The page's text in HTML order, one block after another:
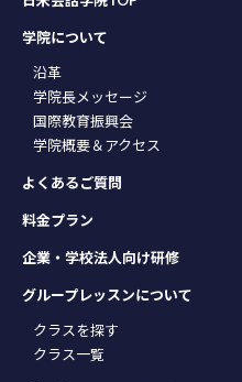
学院について
沿革
学院長メッセージ
国際教育振興会
学院概要＆アクセス
よくあるご質問
料金プラン
企業・学校法人向け研修
グループレッスンについて
クラスを探す
クラス一覧